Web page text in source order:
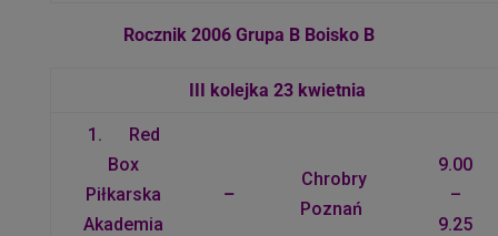
Rocznik 2006 Grupa B Boisko B
III kolejka 23 kwietnia
1. Red
Box
Piłkarska
Akademia
–
Chrobry
Poznań
9.00
–
9.25